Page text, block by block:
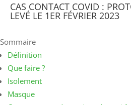
CAS CONTACT COVID :
LEVÉ LE 1ER FÉVRIER 2023
Sommaire
Définition
Que faire ?
Isolement
Masque